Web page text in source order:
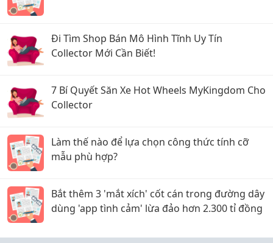
Đi Tìm Shop Bán Mô Hình Tĩnh Uy Tín
Collector Mới Cần Biết!
7 Bí Quyết Săn Xe Hot Wheels MyKingdom Cho
Collector
Làm thế nào để lựa chọn công thức tính cỡ
mẫu phù hợp?
Bắt thêm 3 'mắt xích' cốt cán trong đường dây
dùng 'app tình cảm' lừa đảo hơn 2.300 tỉ đồng